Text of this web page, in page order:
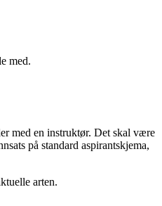
med.
med en instruktør. Det skal være
på standard aspirantskjema,
arten.